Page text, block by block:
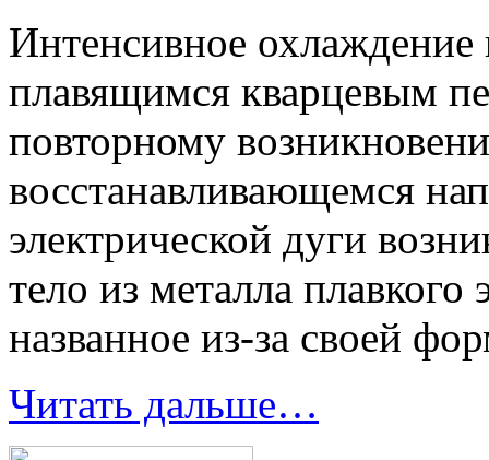
Интенсивное охлаждение
плавящимся кварцевым
повторному
восстанавливающемся
электрической дуги
тело из металла
названное из-за своей
Читать дальше…